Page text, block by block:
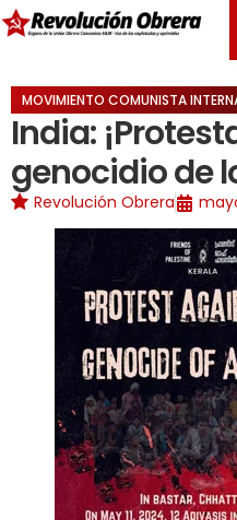
MOVIMIENTO COMUNISTA
India:
genocidio de
Revolución Obrera